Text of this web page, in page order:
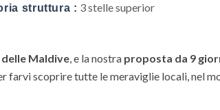
Privacy Policy
struttura : 3 stelle superior
Maldive, e la nostra proposta da 9
farvi scoprire tutte le meraviglie locali, nel